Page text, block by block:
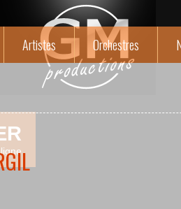
Artistes Orchestres